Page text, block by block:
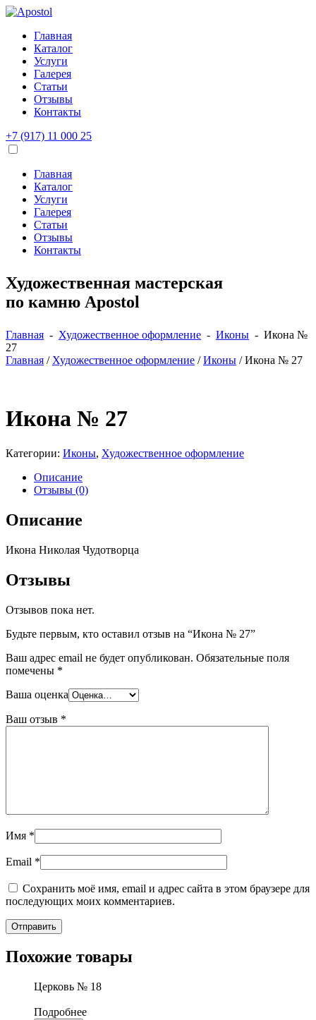
Главная
Каталог
Услуги
Галерея
Статьи
Отзывы
Контакты
+7 (917) 11 000 25
Главная
Каталог
Услуги
Галерея
Статьи
Отзывы
Контакты
Художественная мастерская
по камню Apostol
Главная - Художественное оформление - Иконы - Икона №
27
Главная / Художественное оформление /Иконы / Икона № 27
Икона № 27
Категории: Иконы, Художественное оформление
Описание
Отзывы (0)
Описание
Икона Николая Чудотворца
Отзывы
Отзывов пока нет.
Будьте первым, кто оставил отзыв на “Икона № 27”
Ваш адрес email не будет опубликован. Обязательные поля
помечены *
Ваша оценка
Ваш отзыв *
Имя *
Email *
Сохранить моё имя, email и адрес сайта в этом браузере для
последующих моих комментариев.
Похожие товары
Церковь № 18
Подробнее